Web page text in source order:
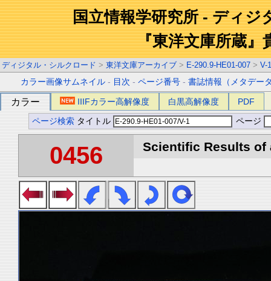
国立情報学研究所 - ディジ
『東洋文庫所蔵』
ディジタル・シルクロード > 東洋文庫アーカイブ > E-290.9-HE01-007 > V-1
カラー画像サムネイル - 目次 -ページ番号 -書誌情報（メタデー
カラー IIIFカラー高解像度 白黒高解像度 PDF
ページ検索 タイトル ページ
0456 Scientific Results of